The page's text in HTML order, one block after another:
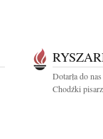
Dotarła do
Chodźki